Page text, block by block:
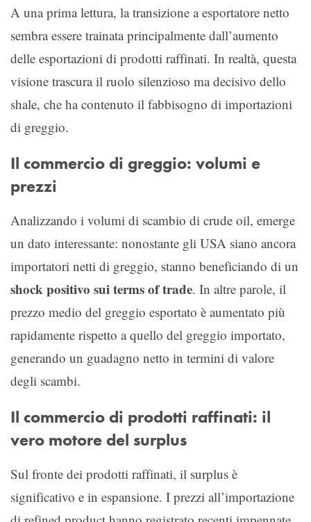
A una prima lettura, la transizione a esportatore netto
sembra essere trainata principalmente dall’aumento
delle esportazioni di prodotti raffinati. In realtà, questa
visione trascura il ruolo silenzioso ma decisivo dello
shale, che ha contenuto il fabbisogno di importazioni
di greggio.
Il commercio di greggio: volumi e
prezzi
Analizzando i volumi di scambio di crude oil, emerge
un dato interessante: nonostante gli USA siano ancora
importatori netti di greggio, stanno beneficiando di un
shock positivo sui terms of trade. In altre parole, il
prezzo medio del greggio esportato è aumentato più
rapidamente rispetto a quello del greggio importato,
generando un guadagno netto in termini di valore
degli scambi.
Il commercio di prodotti raffinati: il
vero motore del surplus
Sul fronte dei prodotti raffinati, il surplus è
significativo e in espansione. I prezzi all’importazione